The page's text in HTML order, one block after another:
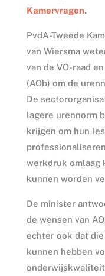
Kamervragen.
PvdA-Tweede
van Wiersma
van de VO-raad
(AOb) om de
De
lagere urennorm
krijgen om hun
werkdruk omlaag
kunnen worden
De minister
de wensen van
echter ook dat
kunnen hebben